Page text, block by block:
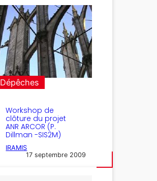
Dépêches
Workshop de
clôture du projet
ANR ARCOR (P.
Dillman -SIS2M)
IRAMIS
17 septembre 2009